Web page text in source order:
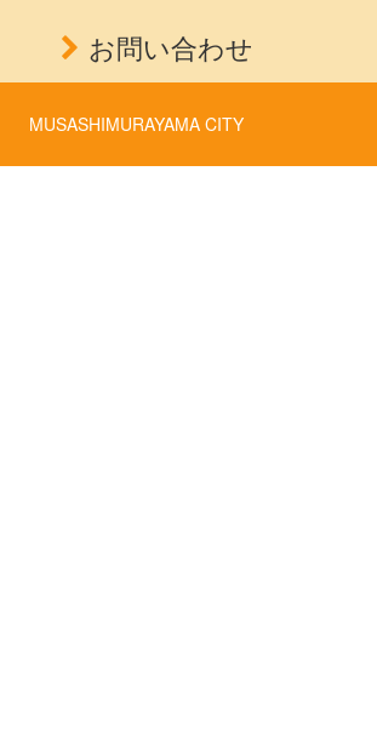
お問い合わせ
MUSASHIMURAYAMA CITY